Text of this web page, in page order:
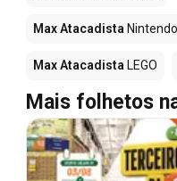
Max Atacadista
Max Atacadista LEGO
Mais folhetos